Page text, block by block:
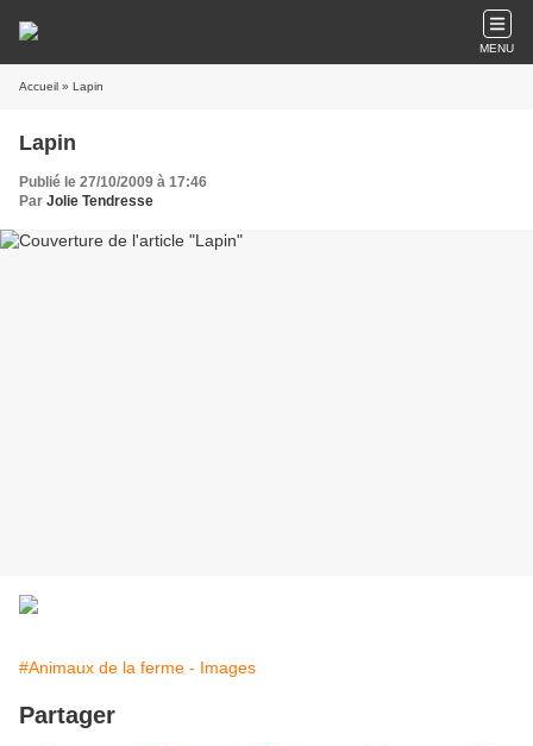
MENU
Accueil » Lapin
Lapin
Publié le 27/10/2009 à 17:46
Par Jolie Tendresse
#Animaux de la ferme - Images
Partager